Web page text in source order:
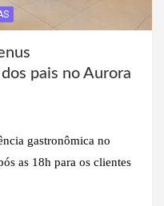
pais no Aurora
gastronômica no
as 18h para os clientes